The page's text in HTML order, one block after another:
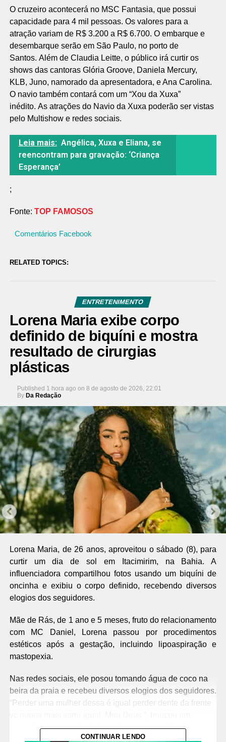
O cruzeiro acontecerá no MSC Fantasia, que possui
capacidade para 4 mil pessoas. Os valores para a
atração variam de R$ 3.200 a R$ 6.700. O embarque e
desembarque serão em São Paulo, no porto de
Santos. Além de Claudia Leitte, o público irá curtir os
shows das cantoras Glória Groove, Daniela Mercury,
KLB, Juno, namorado da apresentadora, e Ana Carolina.
O navio também contará com um “Xou da Xuxa”
inédito. As atrações do Navio da Xuxa poderão ser vistas
pelo Multishow e redes sociais.
Leia mais: Angélica, Xuxa e Eliana, se
reencontram para gravação: ‘Criança
Esperança’
;
Fonte: TOP FAMOSOS
Comentários Facebook
RELATED TOPICS:
ENTRETENIMENTO
Lorena Maria exibe corpo
definido de biquíni e mostra
resultado de cirurgias
plásticas
Published 1 hora ago on 8 de agosto de 2026, 22:01
By Da Redação
Lorena Maria, de 26 anos, aproveitou o sábado (8), para
curtir um dia de sol em Itacimirim, na Bahia. A
influenciadora compartilhou fotos usando um biquíni de
oncinha e exibiu o corpo definido, recebendo diversos
elogios dos seguidores.
Mãe de Rás, de 1 ano e 5 meses, fruto do relacionamento
com MC Daniel, Lorena passou por procedimentos
estéticos após a gestação, incluindo lipoaspiração e
mastopexia.
Nas redes sociais, ele posou tomando água de coco na
beira da praia e recebeu diversos elogios dos seguidores.
“Perder uma mulher dessa é igual perder dente da frente
seguidor com emolis de foguinho e risadas. Confira
cliques abaixo:
CONTINUAR LENDO